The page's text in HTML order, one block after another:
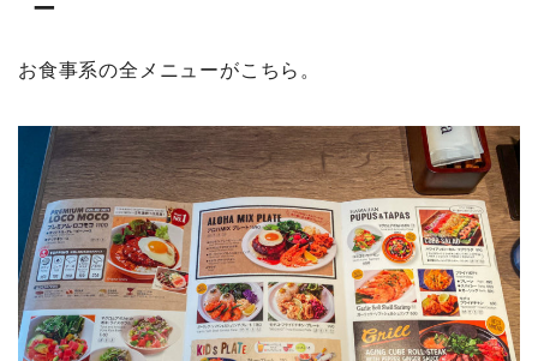
ー
お食事系の全メニューがこちら。